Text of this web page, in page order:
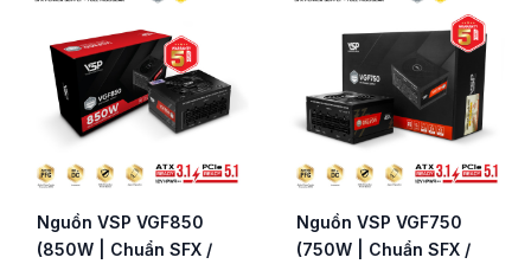
Nguồn VSP VGF850
(850W | Chuẩn SFX /
Nguồn VSP VGF750
(750W | Chuẩn SFX /